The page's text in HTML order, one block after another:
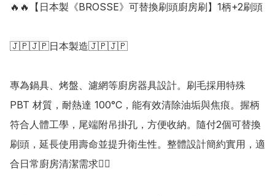
🔥🔥【日本製《BROSSE》可替換刷頭廚房刷】1柄+2刷頭
🇯🇵🇯🇵日本製造🇯🇵🇯🇵
專為鍋具、烤盤、濾網等廚房器具設計。刷毛採用特殊
PBT 材質，耐熱達 100°C，能有效清除油垢與焦痕。握柄
符合人體工學，尾端附吊掛孔，方便收納。隨付2個可替換
刷頭，延長使用壽命並提升衛生性。整體設計簡約實用，適
合日常廚房清潔需求👍🏻